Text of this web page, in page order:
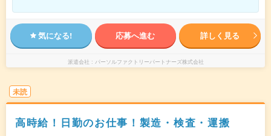
気になる! 応募へ進む 詳しく見る
派遣会社 パーソルファクトリーパートナーズ株式会社
未読
高時給！日勤のお仕事！製造・検査・運搬